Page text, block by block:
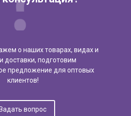
о наших товарах, видах и
доставки, подготовим
предложение для оптовых
клиентов!
вопрос